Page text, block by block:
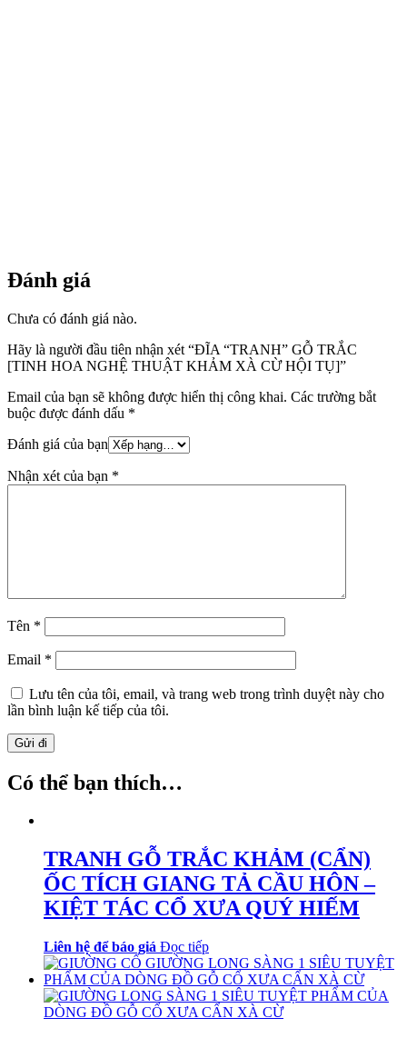
Đánh giá
Chưa có đánh giá nào.
Hãy là người đầu tiên nhận xét “ĐĨA “TRANH” GỖ TRẮC
[TINH HOA NGHỆ THUẬT KHẢM XÀ CỪ HỘI TỤ]”
Email của bạn sẽ không được hiển thị công khai. Các trường bắt
buộc được đánh dấu *
Đánh giá của bạn
Nhận xét của bạn *
Tên *
Email *
Lưu tên của tôi, email, và trang web trong trình duyệt này cho
lần bình luận kế tiếp của tôi.
Có thể bạn thích…
TRANH GỖ TRẮC KHẢM (CẨN)
ỐC TÍCH GIANG TẢ CẦU HÔN –
KIỆT TÁC CỔ XƯA QUÝ HIẾM
Liên hệ để báo giá Đọc tiếp